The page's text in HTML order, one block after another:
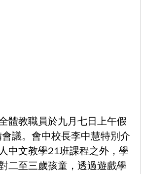
體教職員於九月七日上午假
議。會中校長李中慧特別介
中文教學21班課程之外，學
二至三歲孩童，透過遊戲學